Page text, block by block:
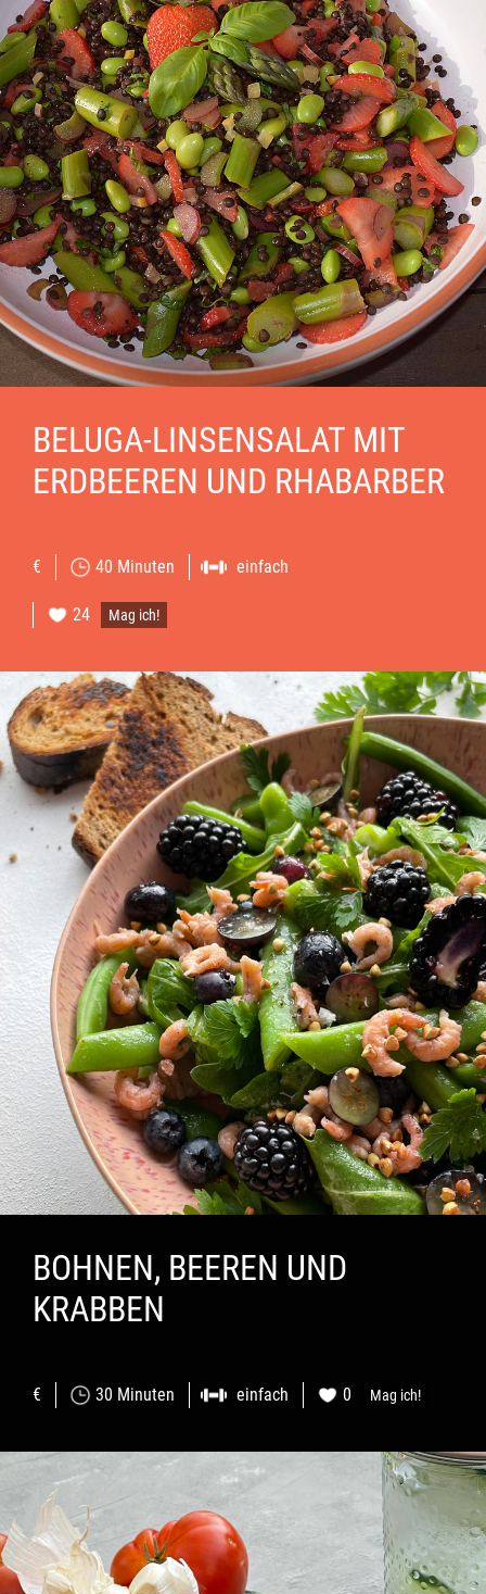
BELUGA-LINSENSALAT MIT
ERDBEEREN UND RHABARBER
€ 40 Minuten einfach
24 Mag ich!
BOHNEN, BEEREN UND
KRABBEN
€ 30 Minuten einfach 0 Mag ich!